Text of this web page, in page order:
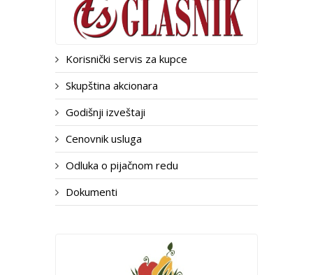
Korisnički servis za kupce
Skupština akcionara
Godišnji izveštaji
Cenovnik usluga
Odluka o pijačnom redu
Dokumenti